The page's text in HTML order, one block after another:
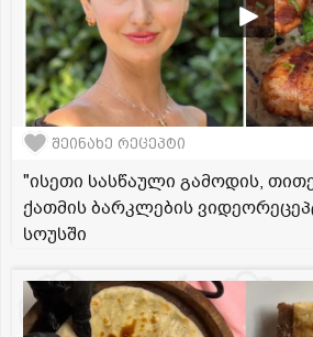
შეინახე რეცეპტი
"ისეთი სასწაული გამოდის,
ქათმის ბარკლების
სოუსში